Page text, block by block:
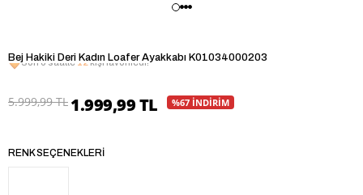
Bej Hakiki Deri Kadın Loafer Ayakkabı K01034000203
kişi favoriledi!
5.999,99 TL 1.999,99 TL %67 İNDİRİM
RENK SEÇENEKLERI